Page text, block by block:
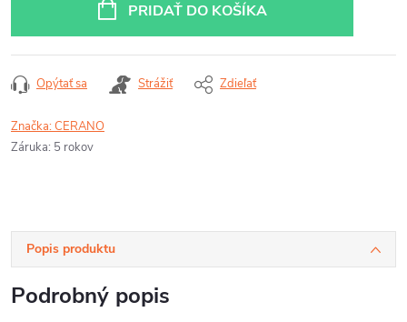
PRIDAŤ DO KOŠÍKA
Opýtať sa Strážiť Zdieľať
Značka:CERANO
Záruka: 5 rokov
Popis produktu
Podrobný popis